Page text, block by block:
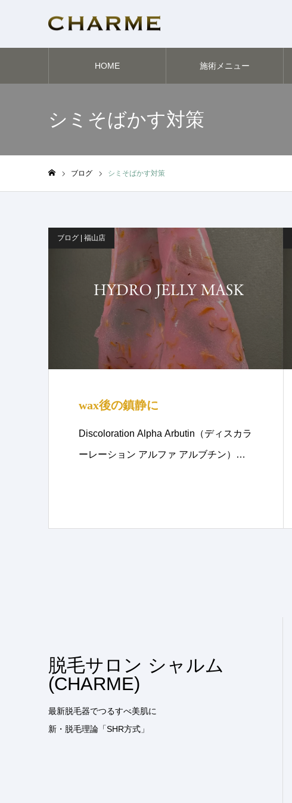
HOME 施術メニュー
シミそばかす対策
ブログ シミそばかす対策
ブログ | 福山店
wax後の鎮静に
Discoloration Alpha Arbutin（ディスカラ
ーレーション アルファ アルブチン）…
脱毛サロン シャルム
(CHARME)
最新脱毛器でつるすべ美肌に
新・脱毛理論「SHR方式」